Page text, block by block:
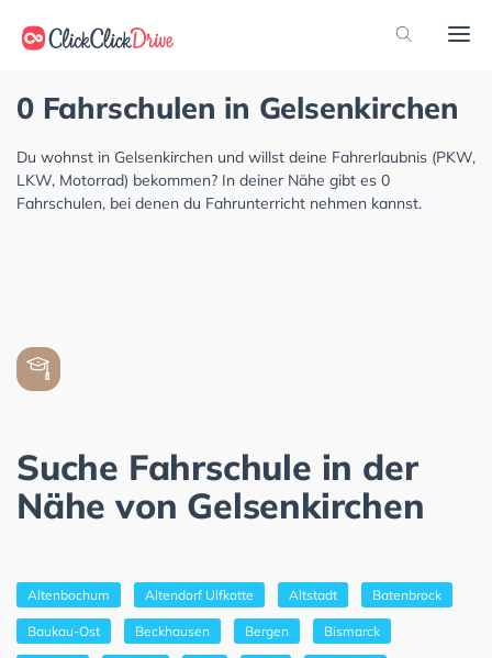
0 Fahrschulen in Gelsenkirchen
Du wohnst in Gelsenkirchen und willst deine Fahrerlaubnis (PKW,
LKW, Motorrad) bekommen? In deiner Nähe gibt es 0
Fahrschulen, bei denen du Fahrunterricht nehmen kannst.
Suche Fahrschule in der
Nähe von Gelsenkirchen
Altenbochum Altendorf Ulfkotte Altstadt Batenbrock
Baukau-Ost Beckhausen Bergen Bismarck